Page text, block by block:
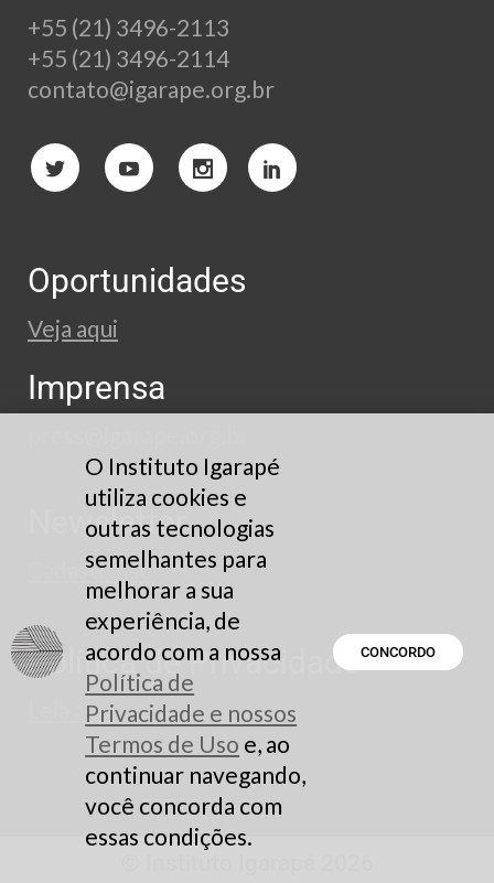
+55 (21) 3496-2113
+55 (21) 3496-2114
contato@igarape.org.br
Oportunidades
Veja aqui
Imprensa
Newsletter
Cadastre-se
Política de Privacidade
Leia aqui
O Instituto Igarapé
utiliza cookies e
outras tecnologias
semelhantes para
melhorar a sua
experiência, de
acordo com a nossa
Política de
Privacidade e nossos
Termos de Uso e, ao
continuar navegando,
você concorda com
essas condições.
CONCORDO